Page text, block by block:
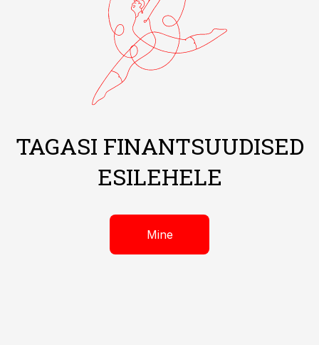
TAGASI FINANTSUUDISED
ESILEHELE
Mine